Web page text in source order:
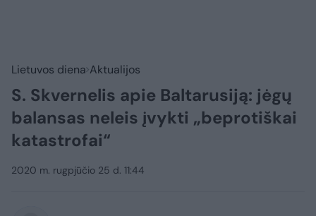
Lietuvos diena Aktualijos
S. Skvernelis apie Baltarusiją: jėgų
balansas neleis įvykti „beprotiškai
katastrofai“
2020 m. rugpjūčio 25 d. 11:44